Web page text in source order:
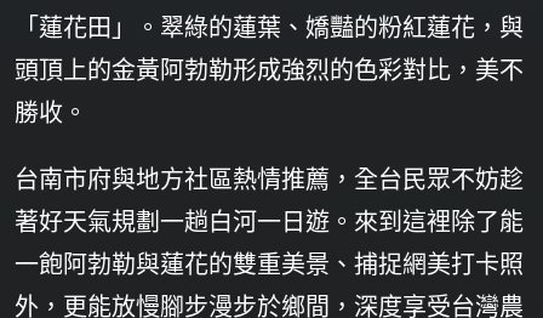
「蓮花田」。翠綠的蓮葉、嬌豔的粉紅蓮花，與
頭頂上的金黃阿勃勒形成強烈的色彩對比，美不
勝收。
台南市府與地方社區熱情推薦，全台民眾不妨趁
著好天氣規劃一趟白河一日遊。來到這裡除了能
一飽阿勃勒與蓮花的雙重美景、捕捉網美打卡照
外，更能放慢腳步漫步於鄉間，深度享受台灣農